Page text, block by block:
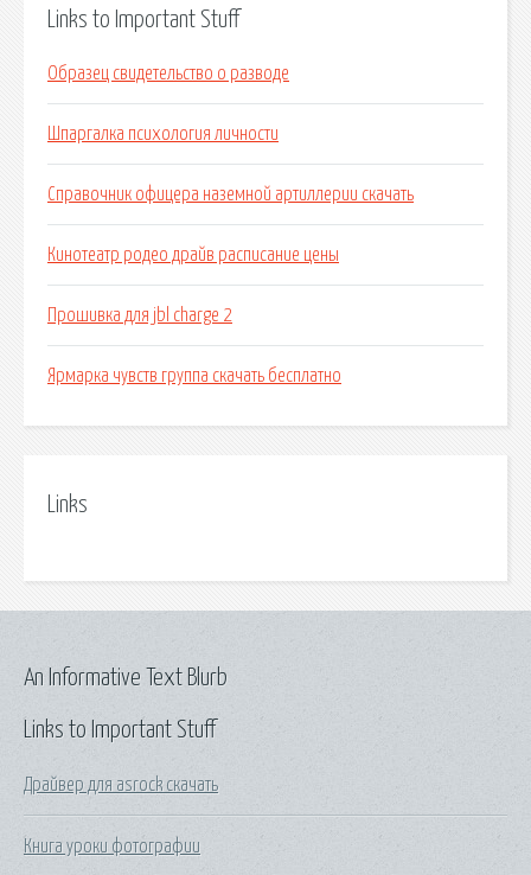
Links to Important Stuff
Образец свидетельство о разводе
Шпаргалка психология личности
Справочник офицера наземной артиллерии скачать
Кинотеатр родео драйв расписание цены
Прошивка для jbl charge 2
Ярмарка чувств группа скачать бесплатно
Links
Links to Important Stuff
Драйвер для asrock скачать
Книга уроки фотографии
An Informative Text Blurb